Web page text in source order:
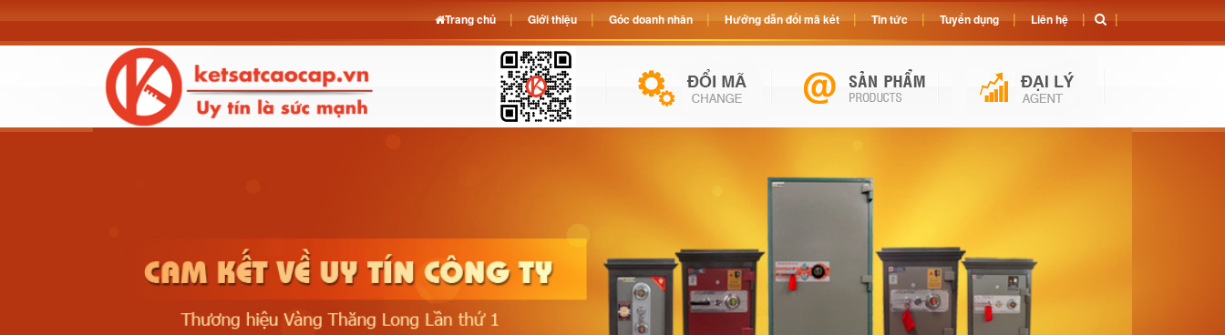
Trang chủ Giới thiệu Góc doanh nhân Hướng dẫn đổi mã két Tin tức Tuyển dụng Liên hệ